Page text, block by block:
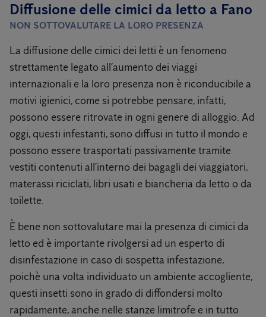
Diffusione delle cimici da letto a Fano
NON SOTTOVALUTARE LA LORO PRESENZA
La diffusione delle cimici dei letti è un fenomeno
strettamente legato all’aumento dei viaggi
internazionali e la loro presenza non è riconducibile a
motivi igienici, come si potrebbe pensare, infatti,
possono essere ritrovate in ogni genere di alloggio. Ad
oggi, questi infestanti, sono diffusi in tutto il mondo e
possono essere trasportati passivamente tramite
vestiti contenuti all’interno dei bagagli dei viaggiatori,
materassi riciclati, libri usati e biancheria da letto o da
toilette.
È bene non sottovalutare mai la presenza di cimici da
letto ed è importante rivolgersi ad un esperto di
disinfestazione in caso di sospetta infestazione,
poichè una volta individuato un ambiente accogliente,
questi insetti sono in grado di diffondersi molto
rapidamente, anche nelle stanze limitrofe e in tutto